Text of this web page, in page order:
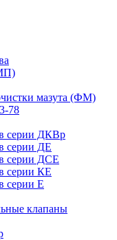
мазута (ФМ)
78
серии ДКВр
серии ДЕ
серии ДСЕ
серии КЕ
серии Е
клапаны